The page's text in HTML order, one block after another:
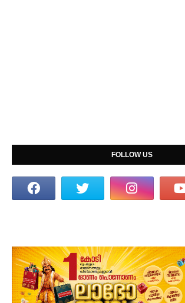
FOLLOW US